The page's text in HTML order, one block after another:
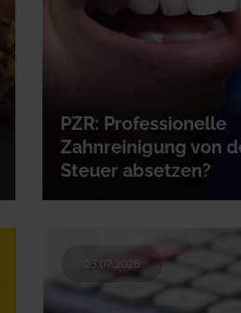
PZR: Professionelle
Zahnreinigung von
Steuer absetzen?
03.07.2026